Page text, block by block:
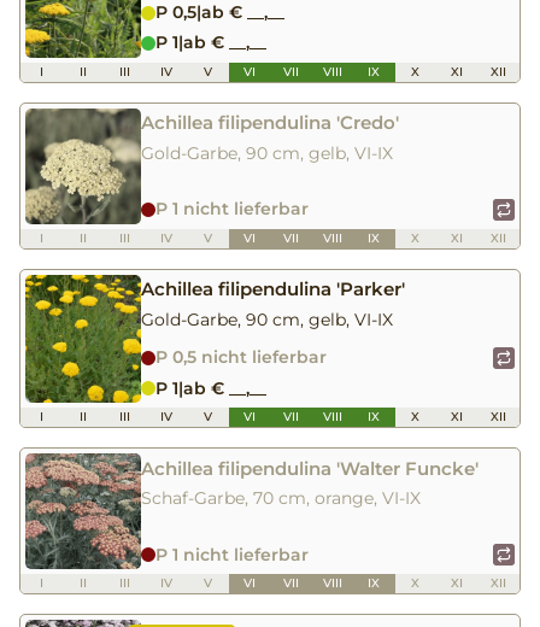
P 0,5|ab € __,__
P 1|ab € __,__
I II III IV V VI VII VIII IX X XI XII
Achillea filipendulina 'Credo'
Gold-Garbe, 90 cm, gelb, VI-IX
P 1 nicht lieferbar
I II III IV V VI VII VIII IX X XI XII
Achillea filipendulina 'Parker'
Gold-Garbe, 90 cm, gelb, VI-IX
P 0,5 nicht lieferbar
P 1|ab € __,__
I II III IV V VI VII VIII IX X XI XII
Achillea filipendulina 'Walter Funcke'
Schaf-Garbe, 70 cm, orange, VI-IX
P 1 nicht lieferbar
I II III IV V VI VII VIII IX X XI XII